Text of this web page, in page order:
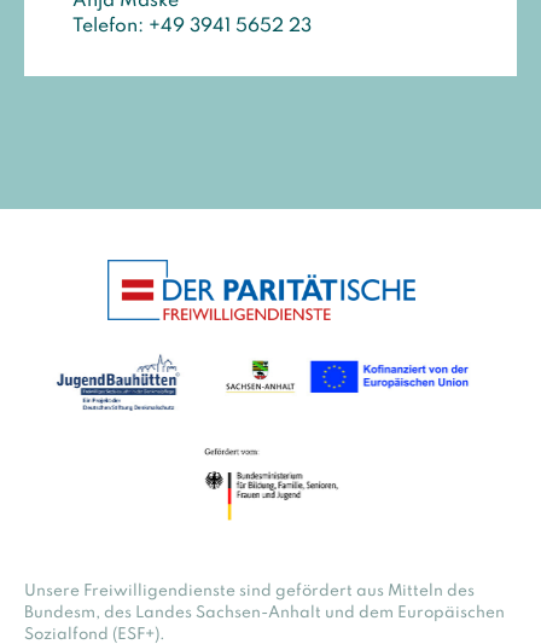
Telefon: +49 3941 5652 23
Unsere Freiwilligendienste sind gefördert aus Mitteln des
Bundesm, des Landes Sachsen-Anhalt und dem Europäischen
Sozialfond (ESF+).